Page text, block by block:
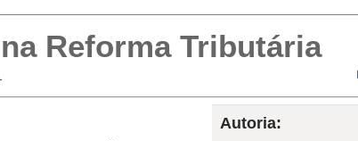
Reforma Tributária
Autoria: